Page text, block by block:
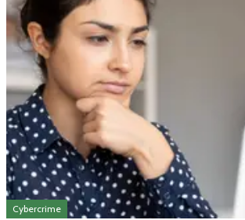
Cybercrime